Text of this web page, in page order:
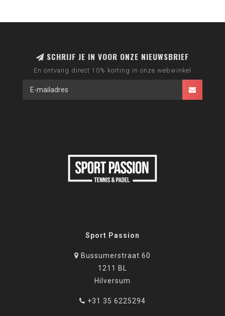
SCHRIJF JE IN VOOR ONZE NIEUWSBRIEF
En ontvang direct 10% korting in onze webwinkel
Sport Passion
Bussumerstraat 60
1211 BL
Hilversum
+31 35 6225294